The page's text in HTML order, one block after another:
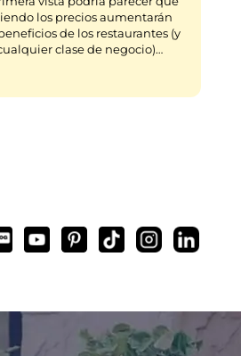
los precios aumentarán
de los restaurantes (y
clase de negocio)…